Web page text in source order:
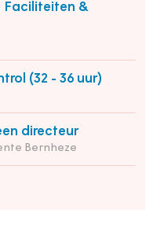
Faciliteiten &
(32 - 36 uur)
directeur
Bernheze